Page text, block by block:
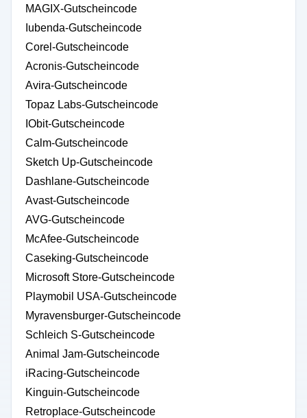
MAGIX-Gutscheincode
Iubenda-Gutscheincode
Corel-Gutscheincode
Acronis-Gutscheincode
Avira-Gutscheincode
Topaz Labs-Gutscheincode
IObit-Gutscheincode
Calm-Gutscheincode
Sketch Up-Gutscheincode
Dashlane-Gutscheincode
Avast-Gutscheincode
AVG-Gutscheincode
McAfee-Gutscheincode
Caseking-Gutscheincode
Microsoft Store-Gutscheincode
Playmobil USA-Gutscheincode
Myravensburger-Gutscheincode
Schleich S-Gutscheincode
Animal Jam-Gutscheincode
iRacing-Gutscheincode
Kinguin-Gutscheincode
Retroplace-Gutscheincode